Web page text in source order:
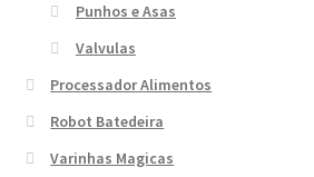
Punhos e Asas
Valvulas
Processador Alimentos
Robot Batedeira
Varinhas Magicas